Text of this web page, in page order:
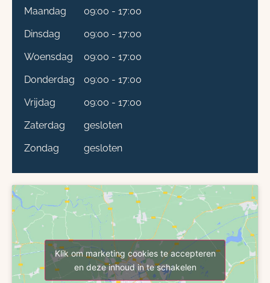
Klik om marketing cookies te accepteren
en deze inhoud in te schakelen
Maandag
09:00 - 17:00
Dinsdag
09:00 - 17:00
Woensdag
09:00 - 17:00
Donderdag
09:00 - 17:00
Vrijdag
09:00 - 17:00
Zaterdag
gesloten
Zondag
gesloten